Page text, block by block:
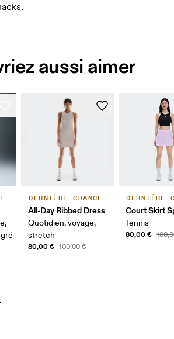
aussi aimer
DERNIÈRE CHANCE
All-Day Ribbed Dress
Quotidien, voyage,
stretch
80,00 € 100,00 €
DERNIÈRE
Court Skirt
Tennis
80,00 €